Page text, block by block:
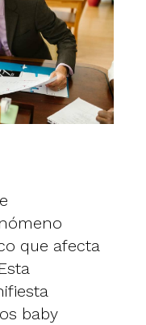
que afecta
baby